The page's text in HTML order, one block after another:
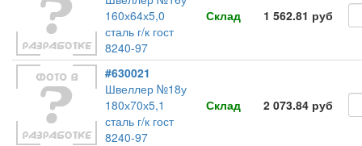
160х64х5,0
сталь г/к гост
8240-97
Склад 1 562.81 руб
#630021
Швеллер №18у
180х70х5,1
сталь г/к гост
8240-97
Склад 2 073.84 руб